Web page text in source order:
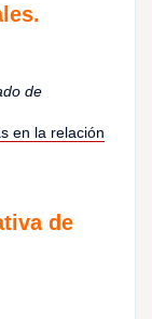
de
en la relación
de